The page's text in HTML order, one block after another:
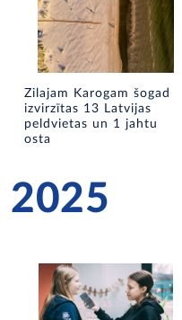
Zilajam Karogam šogad
izvirzītas 13 Latvijas
peldvietas un 1 jahtu
osta
2025